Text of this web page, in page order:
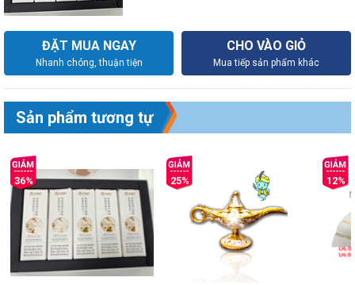
ĐẶT MUA NGAY
Nhanh chóng, thuận tiện
CHO VÀO GIỎ
Mua tiếp sản phẩm khác
Sản phẩm tương tự
36% 25% 12%